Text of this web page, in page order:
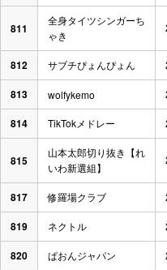
811
全身タイツシンガーち
ゃき
812 サブチぴょんぴょん
813 wolfykemo
814 TikTokメドレー
815
山本太郎切り抜き【れ
いわ新選組】
817 修羅場クラブ
819 ネクトル
820 ぱおんジャパン